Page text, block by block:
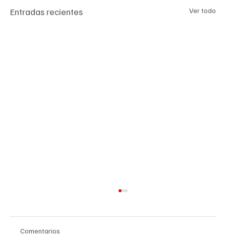
Entradas recientes Ver todo
Comentarios